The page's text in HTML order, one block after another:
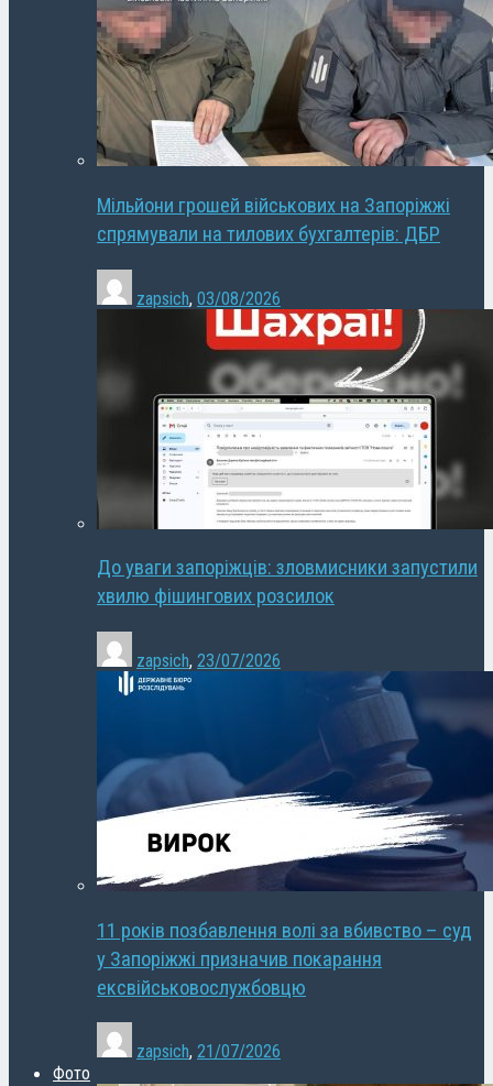
Мільйони грошей військових на Запоріжжі
спрямували на тилових бухгалтерів: ДБР
zapsich, 03/08/2026
До уваги запоріжців: зловмисники запустили
хвилю фішингових розсилок
zapsich, 23/07/2026
11 років позбавлення волі за вбивство – суд
у Запоріжжі призначив покарання
ексвійськовослужбовцю
zapsich, 21/07/2026
Фото